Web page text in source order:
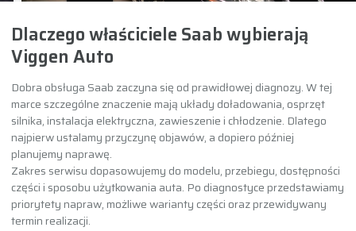
Dlaczego właściciele Saab wybierają
Viggen Auto
Dobra obsługa Saab zaczyna się od prawidłowej diagnozy. W tej
marce szczególne znaczenie mają układy doładowania, osprzęt
silnika, instalacja elektryczna, zawieszenie i chłodzenie. Dlatego
najpierw ustalamy przyczynę objawów, a dopiero później
planujemy naprawę.
Zakres serwisu dopasowujemy do modelu, przebiegu, dostępności
części i sposobu użytkowania auta. Po diagnostyce przedstawiamy
priorytety napraw, możliwe warianty części oraz przewidywany
termin realizacji.